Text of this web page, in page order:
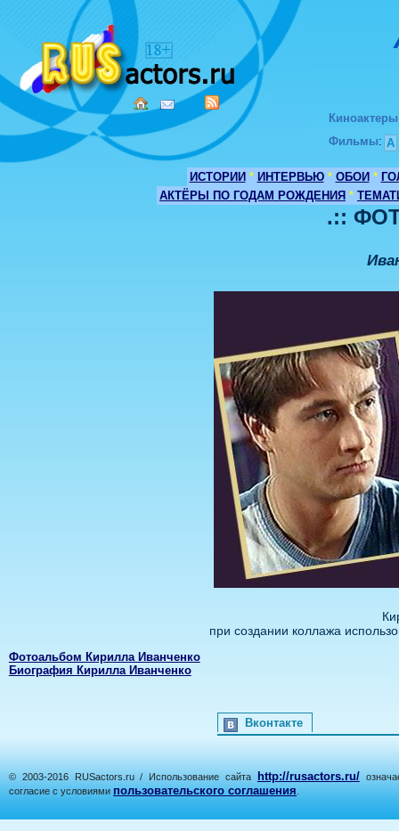
Киноактеры
Фильмы: А
ИСТОРИИ * ИНТЕРВЬЮ * ОБОИ *
АКТЁРЫ ПО ГОДАМ РОЖДЕНИЯ *
.::
при создании коллажа
Фотоальбом Кирилла Иванченко
Биография Кирилла Иванченко
Вконтакте
© 2003-2016 RUSactors.ru / Использование сайта http://rusactors.ru/
согласие с условиями пользовательского соглашения